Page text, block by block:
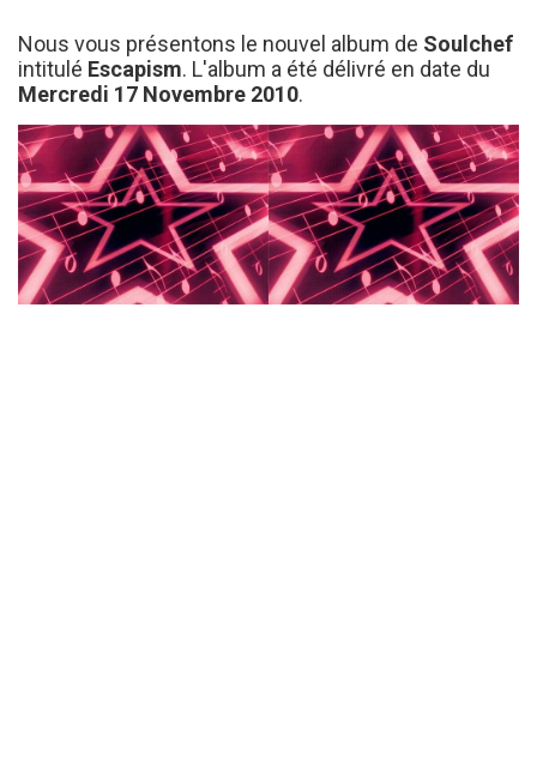
Nous vous présentons le nouvel album de Soulchef
intitulé Escapism. L'album a été délivré en date du
Mercredi 17 Novembre 2010.